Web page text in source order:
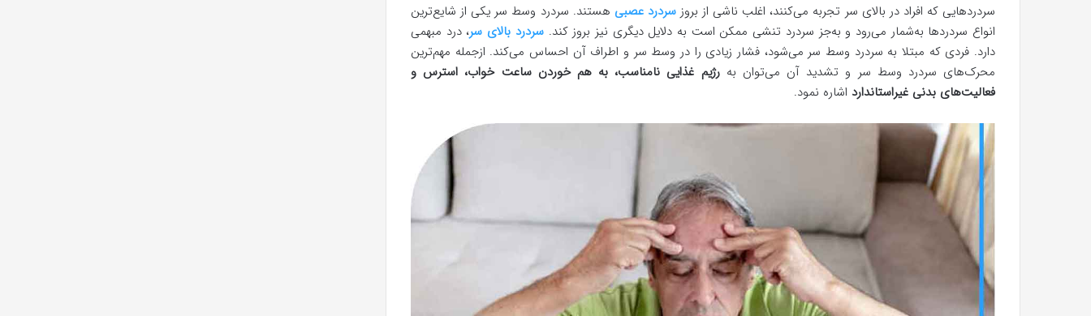
سردردهایی که افراد در بالای سر تجربه می‌کنند، اغلب ناشی از بروزسردرد عصبی هستند. سردرد وسط سر یکی از شایع‌ترین
انواع سردردها به‌شمار می‌رود و به‌جز سردرد تنشی ممکن است به دلایل دیگری نیز بروز کند.سردرد بالای سر، درد مبهمی
دارد. فردی که مبتلا به سردرد وسط سر می‌شود، فشار زیادی را در وسط سر و اطراف آن احساس می‌کند. ازجمله مهم‌ترین
محرک‌های سردرد وسط سر و تشدید آن می‌توان به رژیم غذایی نامناسب، به هم خوردن ساعت خواب، استرس و
فعالیت‌های بدنی غیراستاندارد اشاره نمود.